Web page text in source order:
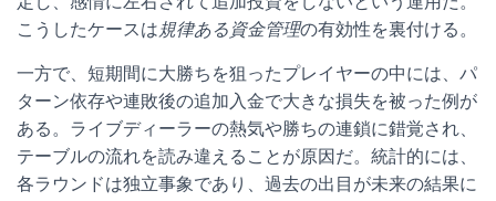
こうしたケースは規律ある資金管理の有効性を裏付ける。
一方で、短期間に大勝ちを狙ったプレイヤーの中には、パ
ターン依存や連敗後の追加入金で大きな損失を被った例が
ある。ライブディーラーの熱気や勝ちの連鎖に錯覚され、
テーブルの流れを読み違えることが原因だ。統計的には、
各ラウンドは独立事象であり、過去の出目が未来の結果に